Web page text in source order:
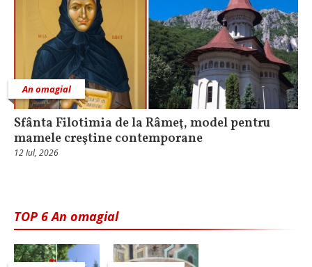
An omagial
Sfânta Filotimia de la Râmeţ, model pentru
mamele creştine contemporane
12 Iul, 2026
TOP 6 An omagial